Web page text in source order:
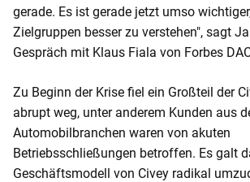
e
n
gerade. Es ist gerade jetzt umso
Zielgruppen besser zu verstehen", sagt
Gespräch mit Klaus Fiala von Forbes
Zu Beginn der Krise fiel ein Großteil der
abrupt weg, unter anderem Kunden aus
Automobilbranchen waren von akuten
Betriebsschließungen betroffen. Es galt
Geschäftsmodell von Civey radikal